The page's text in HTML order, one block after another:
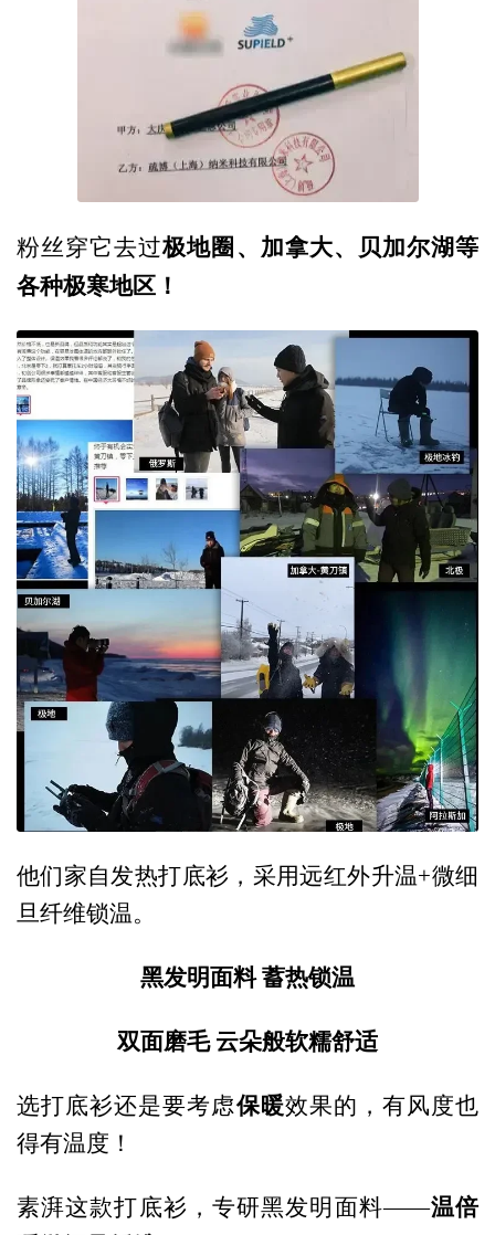
粉丝穿它去过极地圈、加拿大、贝加尔湖等
各种极寒地区！
他们家自发热打底衫，采用远红外升温+微细
旦纤维锁温。
黑发明面料 蓄热锁温
双面磨毛 云朵般软糯舒适
选打底衫还是要考虑保暖效果的，有风度也
得有温度！
素湃这款打底衫，专研黑发明面料——温倍